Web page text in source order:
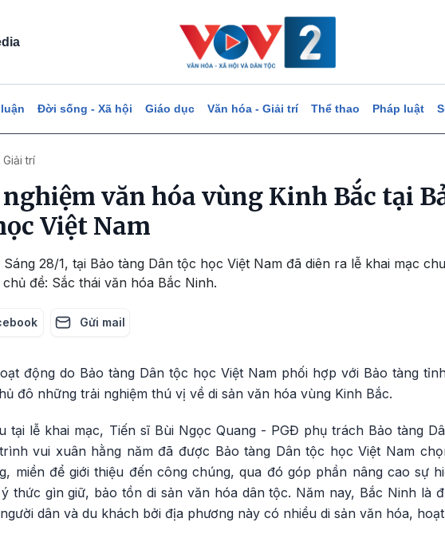
Đời sống - Xã hội Giáo dục Văn hóa - Giải trí Thể thao Pháp luật
trí
văn hóa vùng Kinh Bắc tại
Việt Nam
Sáng 28/1, tại Bảo tàng Dân tộc học Việt Nam đã diên ra lễ khai mạc
đề: Sắc thái văn hóa Bắc Ninh.
Gửi mail
động do Bảo tàng Dân tộc học Việt Nam phối hợp với Bảo tàng
đô những trải nghiệm thú vị về di sản văn hóa vùng Kinh Bắc.
tại lễ khai mạc, Tiến sĩ Bùi Ngọc Quang - PGĐ phụ trách Bảo tàng
vui xuân hằng năm đã được Bảo tàng Dân tộc học Việt Nam
miền để giới thiệu đến công chúng, qua đó góp phần nâng cao sự
thức gìn giữ, bảo tồn di sản văn hóa dân tộc. Năm nay, Bắc Ninh là
dân và du khách bởi địa phương này có nhiều di sản văn hóa,